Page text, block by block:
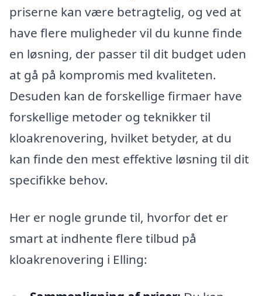
priserne kan være betragtelig, og ved at
have flere muligheder vil du kunne finde
en løsning, der passer til dit budget uden
at gå på kompromis med kvaliteten.
Desuden kan de forskellige firmaer have
forskellige metoder og teknikker til
kloakrenovering, hvilket betyder, at du
kan finde den mest effektive løsning til dit
specifikke behov.
Her er nogle grunde til, hvorfor det er
smart at indhente flere tilbud på
kloakrenovering i Elling: